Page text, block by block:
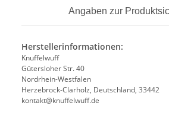
Angaben zur
Herstellerinformationen:
Knuffelwuff
Gütersloher Str. 40
Nordrhein-Westfalen
Herzebrock-Clarholz, Deutschland, 33442
kontakt@knuffelwuff.de